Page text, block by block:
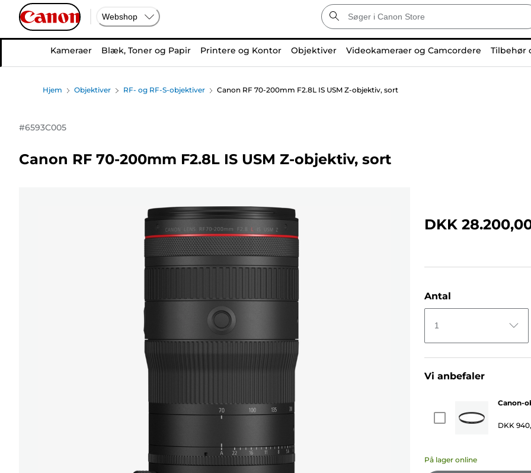
Webshop
Kameraer Blæk, Toner og Papir Printere og Kontor Objektiver Videokameraer og Camcordere Tilbehør
Hjem Objektiver RF- og RF-S-objektiver Canon RF 70-200mm F2.8L IS USM Z-objektiv, sort
#6593C005
Canon RF 70-200mm F2.8L IS USM Z-objektiv, sort
DKK
Antal
1
Vi anbefaler
Canon-
DKK
På lager online